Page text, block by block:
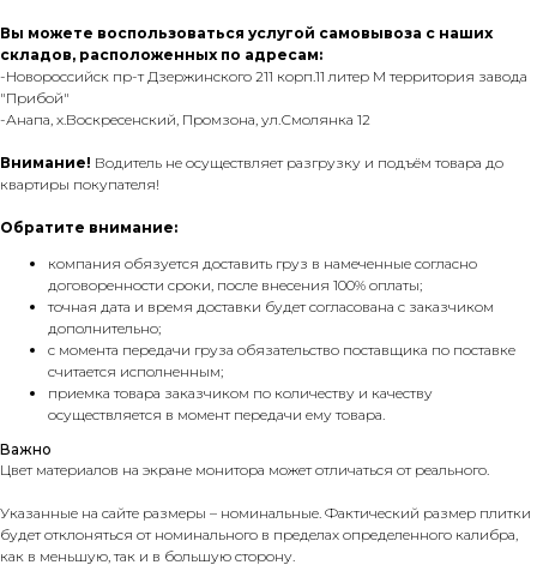
Вы можете воспользоваться услугой самовывоза с наших
складов, расположенных по адресам:
-Новороссийск пр-т Дзержинского 211 корп.11 литер М территория завода
"Прибой"
-Анапа, х.Воскресенский, Промзона, ул.Смолянка 12
Внимание! Водитель не осуществляет разгрузку и подъём товара до
квартиры покупателя!
Обратите внимание:
компания обязуется доставить груз в намеченные согласно
договоренности сроки, после внесения 100% оплаты;
точная дата и время доставки будет согласована с заказчиком
дополнительно;
с момента передачи груза обязательство поставщика по поставке
считается исполненным;
приемка товара заказчиком по количеству и качеству
осуществляется в момент передачи ему товара.
Важно
Цвет материалов на экране монитора может отличаться от реального.
Указанные на сайте размеры – номинальные. Фактический размер плитки
будет отклоняться от номинального в пределах определенного калибра,
как в меньшую, так и в большую сторону.